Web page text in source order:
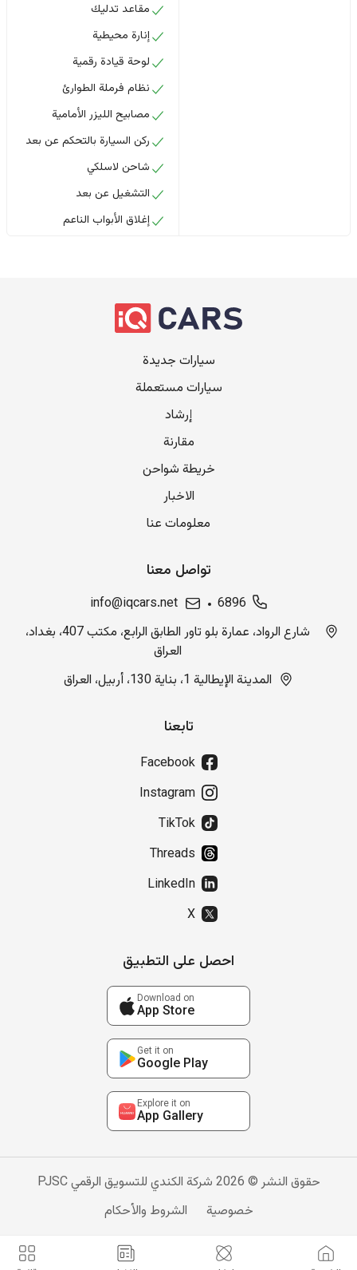
مقاعد تدليك
إنارة محيطية
لوحة قيادة رقمية
نظام فرملة الطوارئ
مصابيح الليزر الأمامية
ركن السيارة بالتحكم عن بعد
شاحن لاسلكي
التشغيل عن بعد
إغلاق الأبواب الناعم
سيارات جديدة
سيارات مستعملة
إرشاد
مقارنة
خريطة شواحن
الاخبار
معلومات عنا
تواصل معنا
6896
info@iqcars.net
شارع الرواد، عمارة بلو تاور الطابق الرابع، مكتب 407، بغداد،
العراق
المدينة الإيطالية 1، بناية 130، أربيل، العراق
تابعنا
Facebook
Instagram
TikTok
Threads
LinkedIn
X
احصل على التطبيق
Download on
App Store
Get it on
Google Play
Explore it on
App Gallery
حقوق النشر © 2026 شركة الكندي للتسويق الرقمي PJSC
خصوصية
الشروط والأحكام